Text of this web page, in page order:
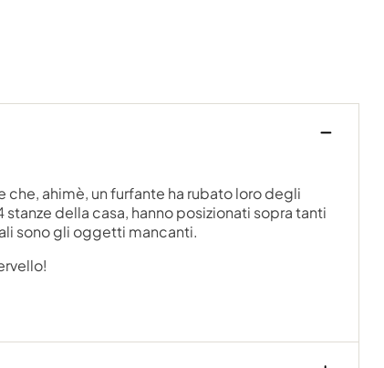
ahimè, un furfante ha rubato loro degli
della casa, hanno posizionati sopra tanti
sono gli oggetti mancanti.